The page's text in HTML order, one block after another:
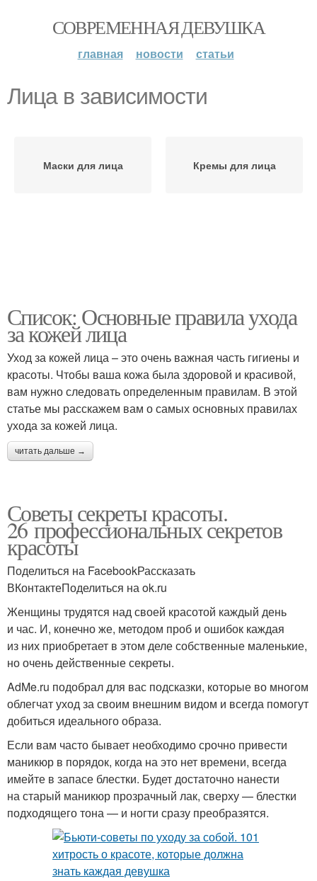
СОВРЕМЕННАЯ ДЕВУШКА
главная новости статьи
Лица в зависимости
Маски для лица Кремы для лица
Список: Основные правила ухода
за кожей лица
Уход за кожей лица – это очень важная часть гигиены и
красоты. Чтобы ваша кожа была здоровой и красивой,
вам нужно следовать определенным правилам. В этой
статье мы расскажем вам о самых основных правилах
ухода за кожей лица.
читать дальше →
Советы секреты красоты.
26 профессиональных секретов
красоты
Поделиться на FacebookРассказать
ВКонтактеПоделиться на ok.ru
Женщины трудятся над своей красотой каждый день
и час. И, конечно же, методом проб и ошибок каждая
из них приобретает в этом деле собственные маленькие,
но очень действенные секреты.
AdMe.ru подобрал для вас подсказки, которые во многом
облегчат уход за своим внешним видом и всегда помогут
добиться идеального образа.
Если вам часто бывает необходимо срочно привести
маникюр в порядок, когда на это нет времени, всегда
имейте в запасе блестки. Будет достаточно нанести
на старый маникюр прозрачный лак, сверху — блестки
подходящего тона — и ногти сразу преобразятся.